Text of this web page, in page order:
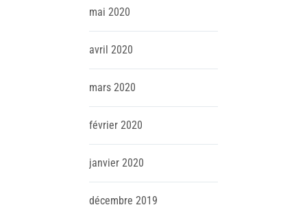
mai 2020
avril 2020
mars 2020
février 2020
janvier 2020
décembre 2019